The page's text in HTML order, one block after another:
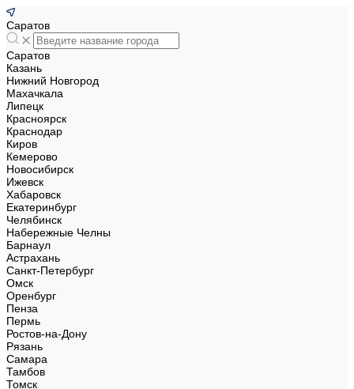
Саратов
Саратов
Казань
Нижний Новгород
Махачкала
Липецк
Красноярск
Краснодар
Киров
Кемерово
Новосибирск
Ижевск
Хабаровск
Екатеринбург
Челябинск
Набережные Челны
Барнаул
Астрахань
Санкт-Петербург
Омск
Оренбург
Пенза
Пермь
Ростов-на-Дону
Рязань
Самара
Тамбов
Томск